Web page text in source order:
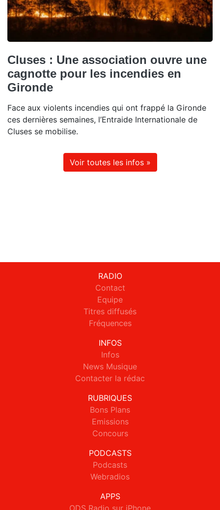
Cluses : Une association ouvre une
cagnotte pour les incendies en
Gironde
Face aux violents incendies qui ont frappé la Gironde
ces dernières semaines, l’Entraide Internationale de
Cluses se mobilise.
Voir toutes les infos »
RADIO
Contact
Equipe
Titres diffusés
Fréquences
INFOS
Infos
News Musique
Contacter la rédac
RUBRIQUES
Bons Plans
Emissions
Concours
PODCASTS
Podcasts
Webradios
APPS